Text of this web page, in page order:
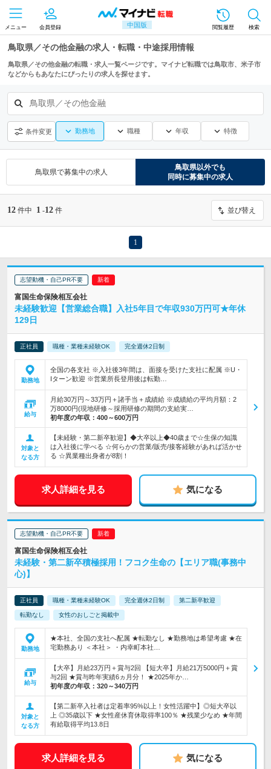
中国版
メニュー 会員登録 閲覧履歴 検索
鳥取県／その他金融の求人・転職・中途採用情報
鳥取県／その他金融の転職・求人一覧ページです。マイナビ転職では鳥取市、米子市
などからもあなたにぴったりの求人を探せます。
鳥取県／その他金融
条件変更 勤務地 職種 年収 特徴
鳥取県で募集中の求人
鳥取県以外でも
同時に募集中の求人
12 件中 1 -12 件 並び替え
1
志望動機・自己PR不要
富国生命保険相互会社
未経験歓迎【営業総合職】入社5年目で年収930万円可★年休
129日
正社員 職種・業種未経験OK 完全週休2日制
勤務地
全国の各支社 ※入社後3年間は、面接を受けた支社に配属 ※U・
Iターン歓迎 ※営業所長登用後は転勤…
給与
月給30万円～33万円＋諸手当＋成績給 ※成績給の平均月額：2
万8000円(現地研修～採用研修の期間の支給実…
初年度の年収： 400～600万円
対象と
なる方
【未経験・第二新卒歓迎】◆大卒以上◆40歳まで☆生保の知識
は入社後に学べる ☆何らかの営業/販売/接客経験があれば活かせ
る ☆異業種出身者が8割！
求人詳細を見る 気になる
志望動機・自己PR不要
富国生命保険相互会社
未経験・第二新卒積極採用！フコク生命の【エリア職(事務中
心)】
正社員 職種・業種未経験OK 完全週休2日制 第二新卒歓迎
転勤なし 女性のおしごと掲載中
勤務地
★本社、全国の支社へ配属 ★転勤なし ★勤務地は希望考慮 ★在
宅勤務あり ＜本社＞ ・内幸町本社…
給与
【大卒】月給23万円＋賞与2回 【短大卒】月給21万5000円＋賞
与2回 ★賞与昨年実績6ヵ月分！ ★2025年か…
初年度の年収： 320～340万円
対象と
なる方
【第二新卒入社者は定着率95%以上！女性活躍中】◎短大卒以
上 ◎35歳以下 ★女性産休育休取得率100％ ★残業少なめ ★年間
有給取得平均13.8日
求人詳細を見る 気になる